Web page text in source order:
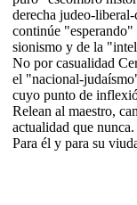
derecha judeo-
continúe
sionismo y de la
No por casualidad
el "nacional-
cuyo punto de
Relean al maestro,
actualidad que nunca.
Para él y para su